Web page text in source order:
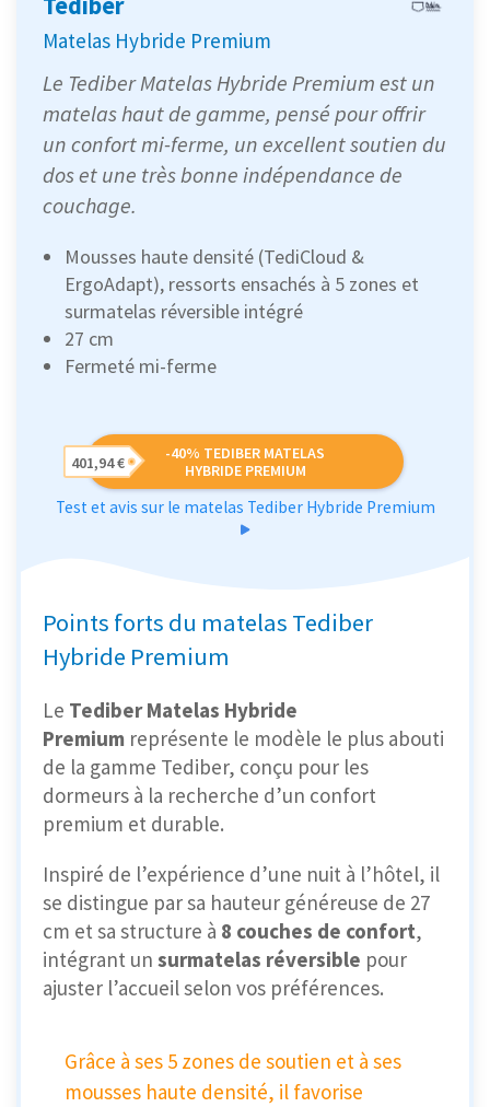
Matelas Hybride Premium
Le Tediber Matelas Hybride Premium est un
matelas haut de gamme, pensé pour offrir
un confort mi-ferme, un excellent soutien du
dos et une très bonne indépendance de
couchage.
Mousses haute densité (TediCloud &
ErgoAdapt), ressorts ensachés à 5 zones et
surmatelas réversible intégré
27 cm
Fermeté mi-ferme
-40% TEDIBER MATELAS
HYBRIDE PREMIUM
401,94 €
Test et avis sur le matelas Tediber Hybride Premium
Points forts du matelas Tediber
Hybride Premium
Le Tediber Matelas Hybride
Premium représente le modèle le plus abouti
de la gamme Tediber, conçu pour les
dormeurs à la recherche d’un confort
premium et durable.
Inspiré de l’expérience d’une nuit à l’hôtel, il
se distingue par sa hauteur généreuse de 27
cm et sa structure à 8 couches de confort,
intégrant un surmatelas réversible pour
ajuster l’accueil selon vos préférences.
Grâce à ses 5 zones de soutien et à ses
mousses haute densité, il favorise